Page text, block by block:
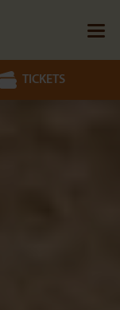
TICKETS